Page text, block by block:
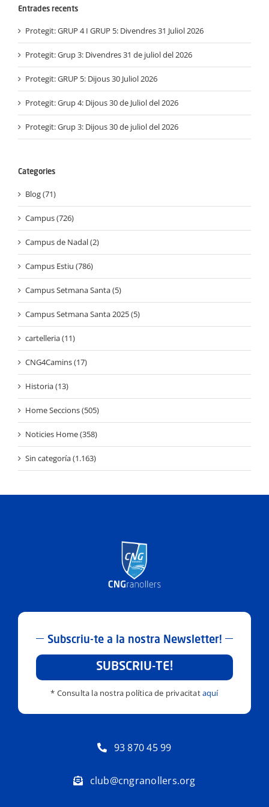
Entrades recents
Protegit: GRUP 4 I GRUP 5: Divendres 31 Juliol 2026
Protegit: Grup 3: Divendres 31 de juliol del 2026
Protegit: GRUP 5: Dijous 30 Juliol 2026
Protegit: Grup 4: Dijous 30 de Juliol del 2026
Protegit: Grup 3: Dijous 30 de juliol del 2026
Categories
Blog (71)
Campus (726)
Campus de Nadal (2)
Campus Estiu (786)
Campus Setmana Santa (5)
Campus Setmana Santa 2025 (5)
cartelleria (11)
CNG4Camins (17)
Historia (13)
Home Seccions (505)
Noticies Home (358)
Sin categoría (1.163)
Subscriu-te a la nostra Newsletter!
SUBSCRIU-TE!
* Consulta la nostra política de privacitataquí
93 870 45 99
club@cngranollers.org